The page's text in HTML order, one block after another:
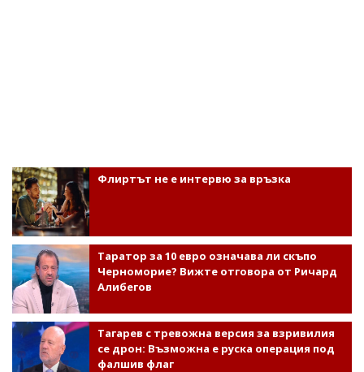
Флиртът не е интервю за връзка
Таратор за 10 евро означава ли скъпо
Черноморие? Вижте отговора от Ричард
Алибегов
Тагарев с тревожна версия за взривилия
се дрон: Възможна е руска операция под
фалшив флаг